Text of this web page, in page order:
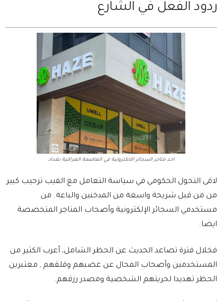
ردود الفعل في الشارع
احد متاجر السجائر الالكترونية في العاصمة العراقية بغداد
لاقى التحول الحكومي في سياسة التعامل مع الفيب ترحيب كبير
من من قبل شريحة واسعة من المدخنين والباعة. من
مستخدمي السجائر الإلكترونية وأصحاب المتاجر المتخصصة
ايضا.
فخلال فترة تصاعد الحديث عن الحظر الشامل، أعرب الكثير من
المستخدمين وأصحاب المحال عن غضبهم وقلقهم , معتبرين
الحظر تهديدا لحريتهم الشخصية ومصدر رزقهم.